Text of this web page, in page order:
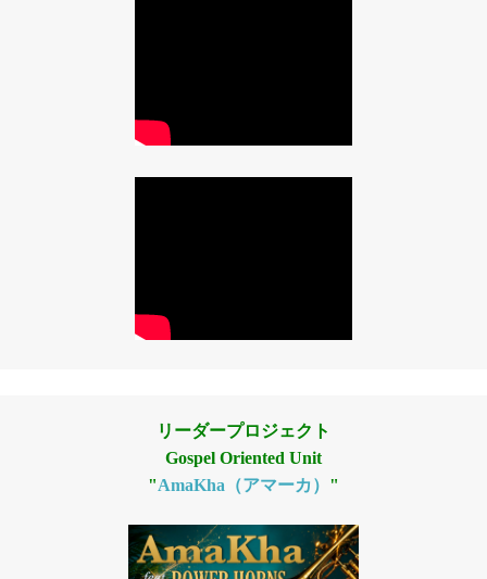
リーダープロジェクト
Gospel Oriented Unit
"AmaKha（アマーカ） "